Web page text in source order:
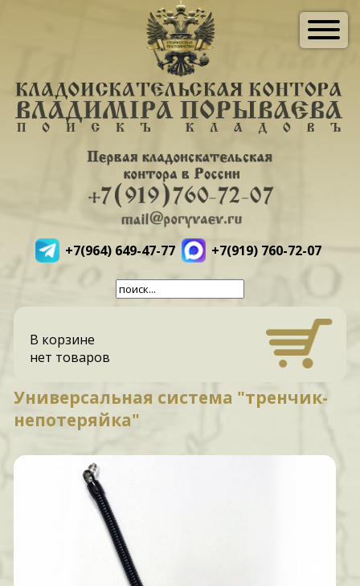
+7(964) 649-47-77 +7(919) 760-72-07
В корзине
нет товаров
Универсальная система "тренчик-
непотеряйка"